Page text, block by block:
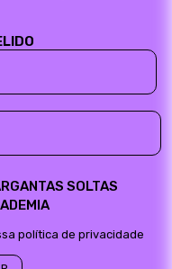
SOLTAS
política de privacidade